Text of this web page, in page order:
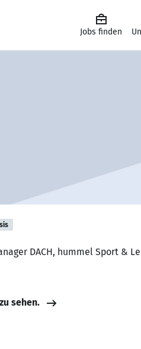
Jobs finden
DACH, hummel Sport &
sehen.